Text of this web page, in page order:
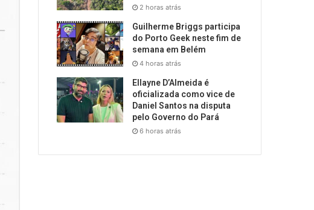
2 horas atrás
Guilherme Briggs participa
do Porto Geek neste fim de
semana em Belém
4 horas atrás
Ellayne D’Almeida é
oficializada como vice de
Daniel Santos na disputa
pelo Governo do Pará
6 horas atrás